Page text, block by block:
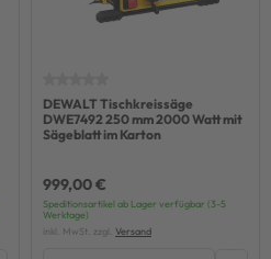
DEWALT Tischkreissäge
DWE7492 250 mm 2000 Watt mit
Sägeblatt im Karton
999,00 €
Speditionsartikel ab Lager verfügbar (3-5
Werktage)
inkl. MwSt. zzgl. Versand